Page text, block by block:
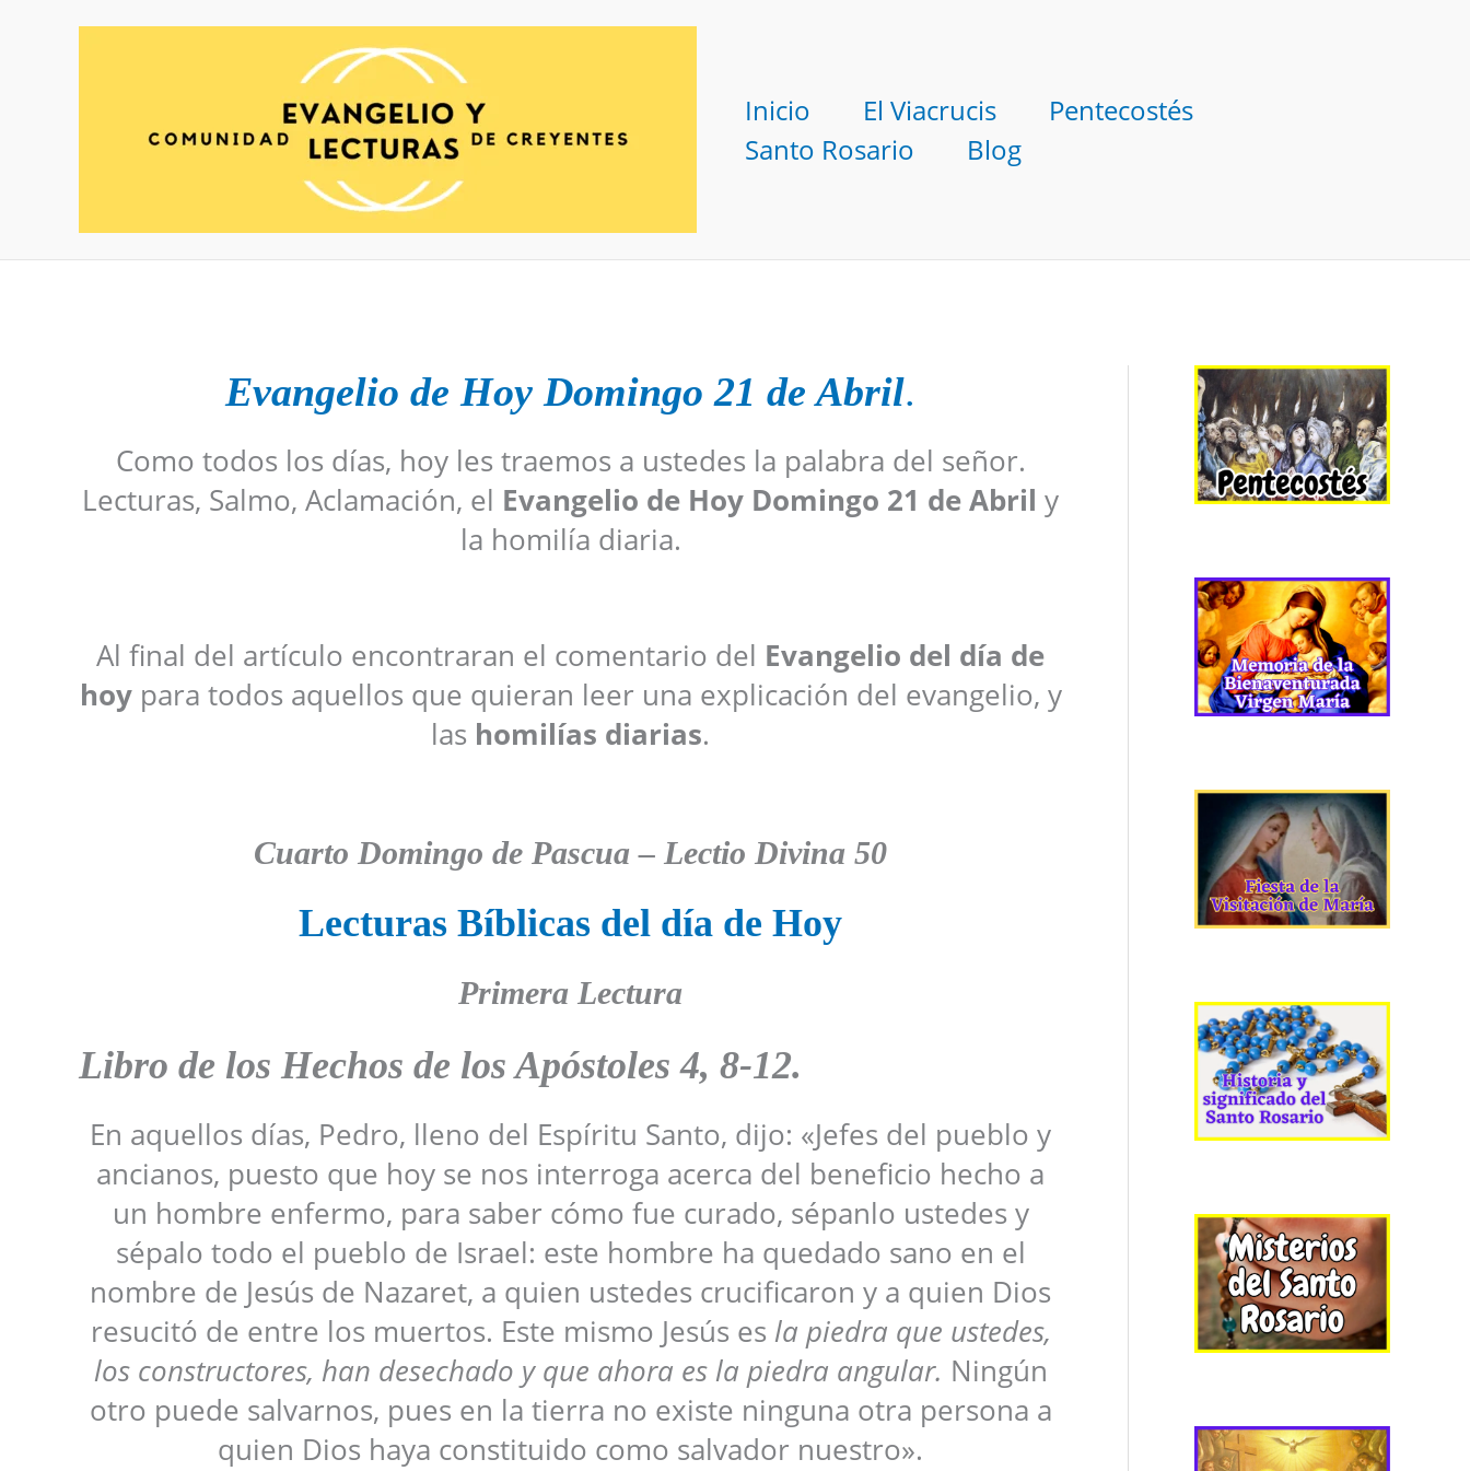
Inicio El Viacrucis
Pentecostés
Santo Rosario
Blog
Evangelio de Hoy Domingo 21 de Abril.
Como todos los días, hoy les traemos a ustedes la palabra del señor.
Lecturas, Salmo, Aclamación, el Evangelio de Hoy Domingo 21 de Abril y
la homilía diaria.
Al final del artículo encontraran el comentario del Evangelio del día de
hoypara todos aquellos que quieran leer una explicación del evangelio, y
las homilías diarias.
Cuarto Domingo de Pascua – Lectio Divina 50
Lecturas Bíblicas del día de Hoy
Primera Lectura
Libro de los Hechos de los Apóstoles4, 8-12.
En aquellos días, Pedro, lleno del Espíritu Santo, dijo: «Jefes del pueblo y
ancianos, puesto que hoy se nos interroga acerca del beneficio hecho a
un hombre enfermo, para saber cómo fue curado, sépanlo ustedes y
sépalo todo el pueblo de Israel: este hombre ha quedado sano en el
nombre de Jesús de Nazaret, a quien ustedes crucificaron y a quien Dios
resucitó de entre los muertos. Este mismo Jesús es la piedra que ustedes,
los constructores, han desechado y que ahora es la piedra angular. Ningún
otro puede salvarnos, pues en la tierra no existe ninguna otra persona a
quien Dios haya constituido como salvador nuestro».